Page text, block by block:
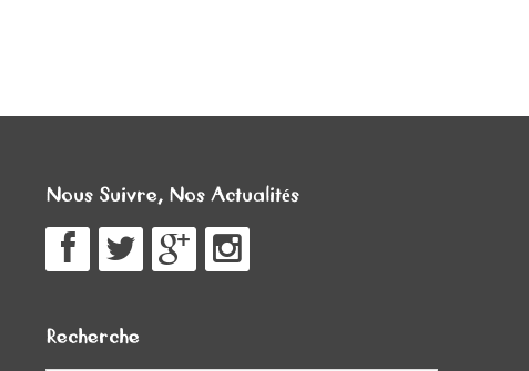
Nous Suivre, Nos Actualités
Recherche